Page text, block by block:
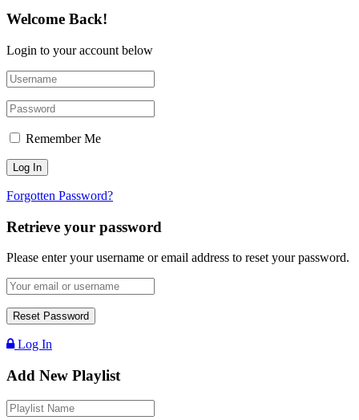
Welcome Back!
Login to your account below
Remember Me
Forgotten Password?
Retrieve your password
Please enter your username or email address to reset your password.
Log In
Add New Playlist